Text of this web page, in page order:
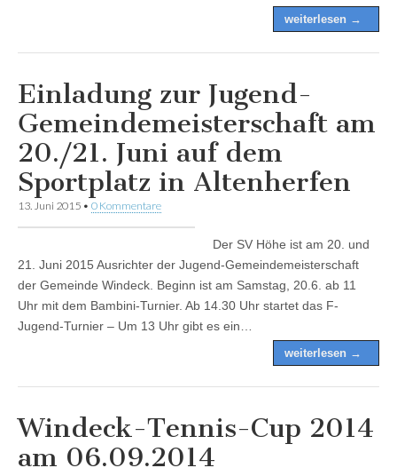
weiterlesen →
Einladung zur Jugend-
Gemeindemeisterschaft am
20./21. Juni auf dem
Sportplatz in Altenherfen
13. Juni 2015 • 0 Kommentare
Der SV Höhe ist am 20. und
21. Juni 2015 Ausrichter der Jugend-Gemeindemeisterschaft
der Gemeinde Windeck. Beginn ist am Samstag, 20.6. ab 11
Uhr mit dem Bambini-Turnier. Ab 14.30 Uhr startet das F-
Jugend-Turnier – Um 13 Uhr gibt es ein…
weiterlesen →
Windeck-Tennis-Cup 2014
am 06.09.2014